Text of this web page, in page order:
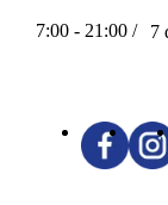
7:00 - 21:00 / 7